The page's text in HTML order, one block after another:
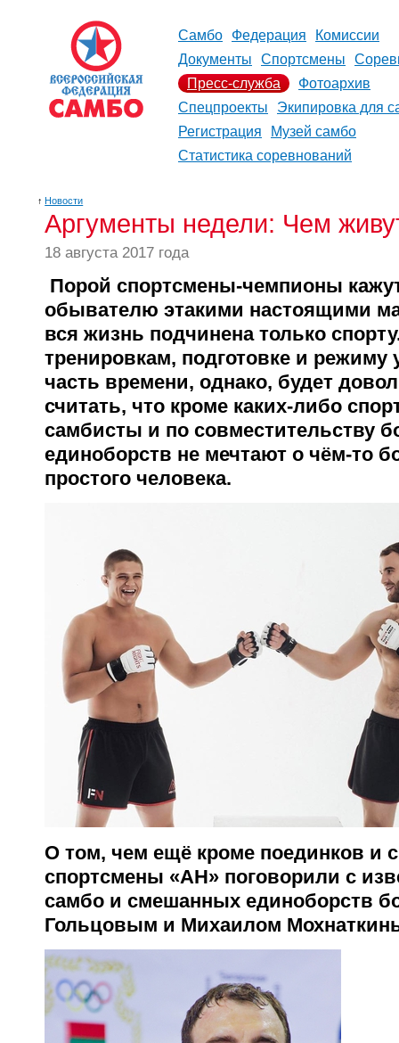
Самбо Федерация
Комиссии
Документы
Спортсмены
Пресс-служба
Фотоархив
Спецпроекты
Экипировка для
Регистрация
Музей самбо
Статистика соревнований
↑ Новости
Аргументы недели: Чем
18 августа 2017 года
Порой спортсмены-чемпионы
обывателю этакими настоящими
вся жизнь подчинена только
тренировкам, подготовке и режиму
часть времени, однако, будет
считать, что кроме каких-либо
самбисты и по совместительству
единоборств не мечтают о чём-то
простого человека.
О том, чем ещё кроме поединков и
спортсмены «АН» поговорили с
самбо и смешанных единоборств
Гольцовым и Михаилом